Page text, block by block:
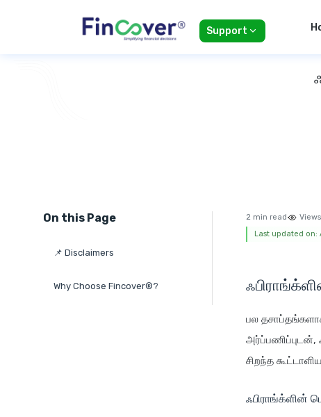
Support
On this Page
📌 Disclaimers
Why Choose Fincover®?
2 min read
Last updated on:
பல
அர்ப்பணிப்புடன்,
சிறந்த
ஃபிராங்க்ளின்